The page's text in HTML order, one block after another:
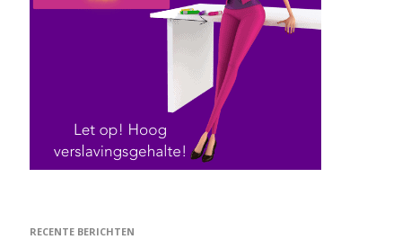
RECENTE BERICHTEN